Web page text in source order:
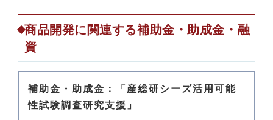
商品開発に関連する補助金・助成金・融
資
補助金・助成金：「産総研シーズ活用可能
性試験調査研究支援」